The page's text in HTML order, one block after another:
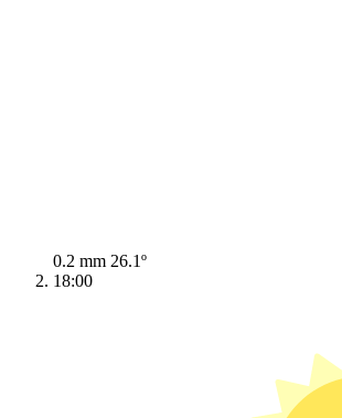
0.2 mm 26.1º
18:00